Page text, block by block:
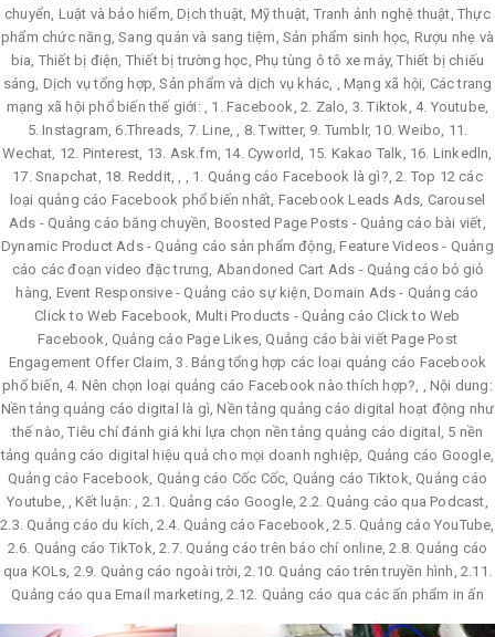
chuyển, Luật và bảo hiểm, Dịch thuật, Mỹ thuật, Tranh ảnh nghệ thuật, Thực
phẩm chức năng, Sang quán và sang tiệm, Sản phẩm sinh học, Rượu nhẹ và
bia, Thiết bị điện, Thiết bị trường học, Phụ tùng ô tô xe máy, Thiết bị chiếu
sáng, Dịch vụ tổng hợp, Sản phẩm và dịch vụ khác, , Mạng xã hội, Các trang
mạng xã hội phổ biến thế giới: , 1. Facebook, 2. Zalo, 3. Tiktok, 4. Youtube,
5. Instagram, 6.Threads, 7. Line, , 8. Twitter, 9. Tumblr, 10. Weibo, 11.
Wechat, 12. Pinterest, 13. Ask.fm, 14. Cyworld, 15. Kakao Talk, 16. Linkedln,
17. Snapchat, 18. Reddit, , , 1. Quảng cáo Facebook là gì?, 2. Top 12 các
loại quảng cáo Facebook phổ biến nhất, Facebook Leads Ads, Carousel
Ads - Quảng cáo băng chuyền, Boosted Page Posts - Quảng cáo bài viết,
Dynamic Product Ads - Quảng cáo sản phẩm động, Feature Videos - Quảng
cáo các đoạn video đặc trưng, Abandoned Cart Ads - Quảng cáo bỏ giỏ
hàng, Event Responsive - Quảng cáo sự kiện, Domain Ads - Quảng cáo
Click to Web Facebook, Multi Products - Quảng cáo Click to Web
Facebook, Quảng cáo Page Likes, Quảng cáo bài viết Page Post
Engagement Offer Claim, 3. Bảng tổng hợp các loại quảng cáo Facebook
phổ biến, 4. Nên chọn loại quảng cáo Facebook nào thích hợp?, , Nội dung:
Nền tảng quảng cáo digital là gì, Nền tảng quảng cáo digital hoạt động như
thế nào, Tiêu chí đánh giá khi lựa chọn nền tảng quảng cáo digital, 5 nền
tảng quảng cáo digital hiệu quả cho mọi doanh nghiệp, Quảng cáo Google,
Quảng cáo Facebook, Quảng cáo Cốc Cốc, Quảng cáo Tiktok, Quảng cáo
Youtube, , Kết luận: , 2.1. Quảng cáo Google, 2.2. Quảng cáo qua Podcast,
2.3. Quảng cáo du kích, 2.4. Quảng cáo Facebook, 2.5. Quảng cáo YouTube,
2.6. Quảng cáo TikTok, 2.7. Quảng cáo trên báo chí online, 2.8. Quảng cáo
qua KOLs, 2.9. Quảng cáo ngoài trời, 2.10. Quảng cáo trên truyền hình, 2.11.
Quảng cáo qua Email marketing, 2.12. Quảng cáo qua các ấn phẩm in ấn